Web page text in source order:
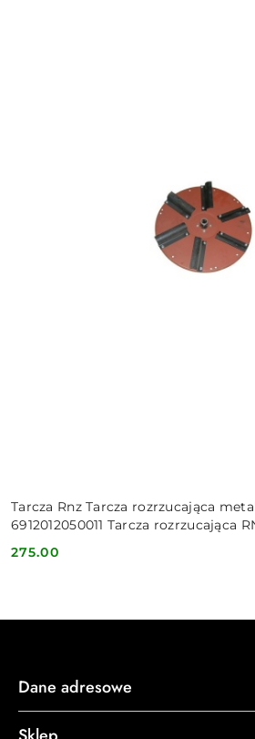
Tarcza Rnz Tarcza rozrzucająca
6912012050011 Tarcza rozrzucająca
Cena:
275.00
Dane adresowe